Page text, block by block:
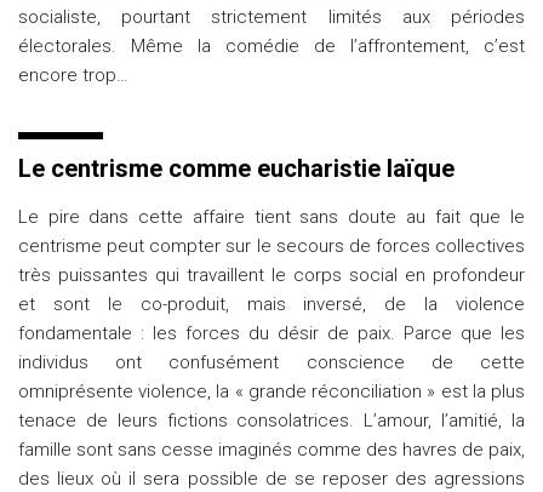
socialiste, pourtant strictement limités aux périodes
électorales. Même la comédie de l’affrontement, c’est
encore trop…
Le centrisme comme eucharistie laïque
Le pire dans cette affaire tient sans doute au fait que le
centrisme peut compter sur le secours de forces collectives
très puissantes qui travaillent le corps social en profondeur
et sont le co-produit, mais inversé, de la violence
fondamentale : les forces du désir de paix. Parce que les
individus ont confusément conscience de cette
omniprésente violence, la « grande réconciliation » est la plus
tenace de leurs fictions consolatrices. L’amour, l’amitié, la
famille sont sans cesse imaginés comme des havres de paix,
des lieux où il sera possible de se reposer des agressions